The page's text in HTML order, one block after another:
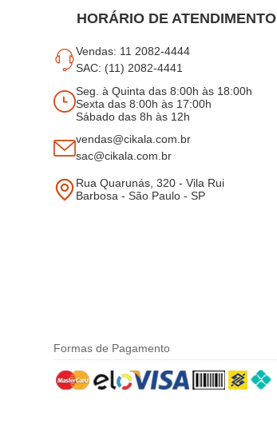
HORÁRIO DE ATENDIMENTO
Vendas: 11 2082-4444
SAC: (11) 2082-4441
Seg. à Quinta das 8:00h às 18:00h
Sexta das 8:00h às 17:00h
Sábado das 8h às 12h
vendas@cikala.com.br
sac@cikala.com.br
Rua Quarunás, 320 - Vila Rui
Barbosa - São Paulo - SP
Formas de Pagamento